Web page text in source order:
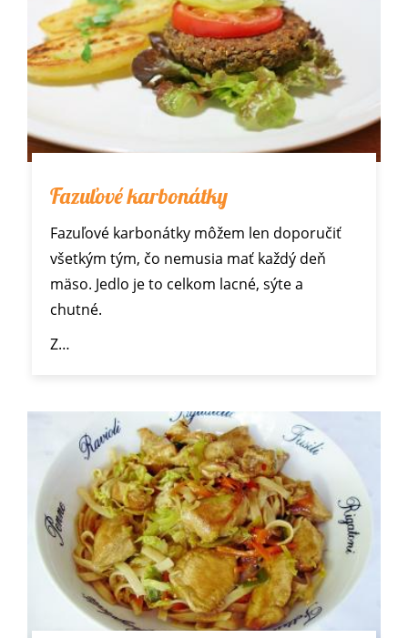
Fazuľové karbonátky
Fazuľové karbonátky môžem len doporučiť
všetkým tým, čo nemusia mať každý deň
mäso. Jedlo je to celkom lacné, sýte a
chutné.
Z…